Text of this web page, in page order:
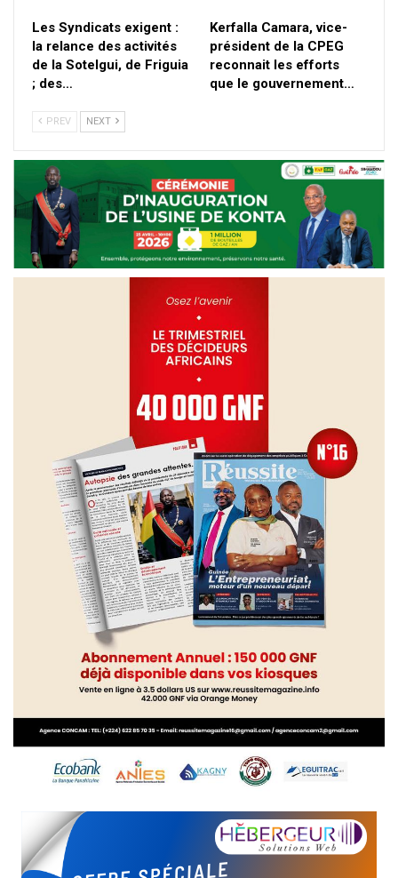
Les Syndicats exigent :
la relance des activités
de la Sotelgui, de Friguia
; des…
Kerfalla Camara, vice-
président de la CPEG
reconnait les efforts
que le gouvernement…
PREV NEXT